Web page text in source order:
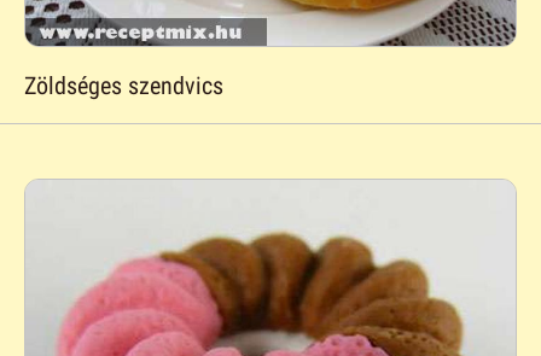
Zöldséges szendvics